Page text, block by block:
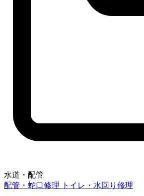
水道・配管
配管・蛇口修理
トイレ・水回り修理